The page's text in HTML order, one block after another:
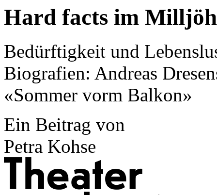
Hard facts im Milljöh
Bedürftigkeit und
Biografien: Andreas
«Sommer vorm Balkon»
Ein Beitrag von
Petra Kohse